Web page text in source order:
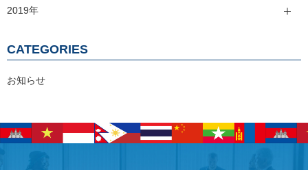
2019年
CATEGORIES
お知らせ